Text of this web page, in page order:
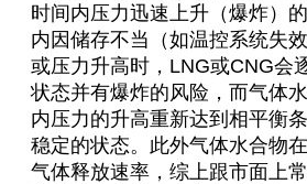
时间内压力迅速上升（爆炸）
内因储存不当（如温控系统失
或压力升高时，LNG或CNG会
状态并有爆炸的风险，而气体
内压力的升高重新达到相平衡
稳定的状态。此外气体水合物
气体释放速率，综上跟市面上